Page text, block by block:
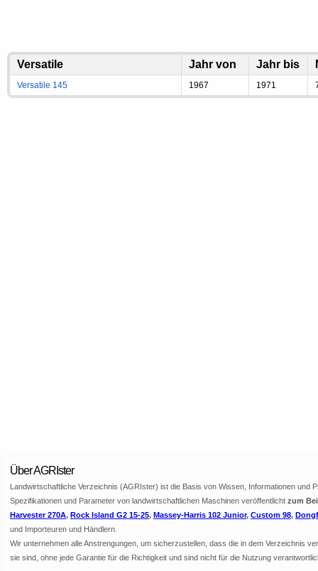
Versatile Jahr von Jahr bis
Versatile 145 1967 1971
Über AGRIster
Landwirtschaftliche Verzeichnis (AGRIster) ist die Basis von Wissen, Informationen
Spezifikationen und Parameter von landwirtschaftlichen Maschinen veröffentlicht zum
Harvester 270A, Rock Island G2 15-25, Massey-Harris 102 Junior, Custom 98,
und Importeuren und Händlern.
Wir unternehmen alle Anstrengungen, um sicherzustellen, dass die in dem Verzeichnis
sie sind, ohne jede Garantie für die Richtigkeit und sind nicht für die Nutzung